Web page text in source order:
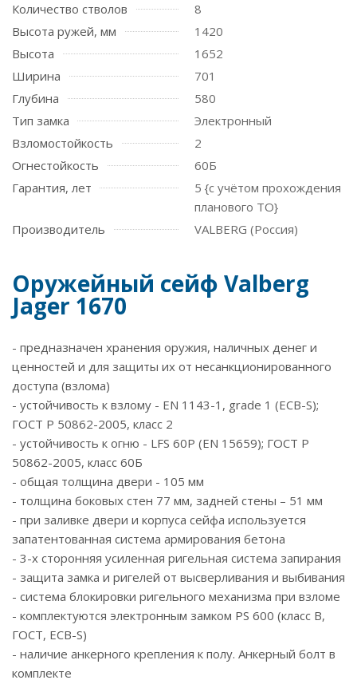
Количество стволов
8
Высота ружей, мм
1420
Высота
1652
Ширина
701
Глубина
580
Тип замка
Электронный
Взломостойкость
2
Огнестойкость
60Б
Гарантия, лет
5 {с учётом прохождения
планового ТО}
Производитель
VALBERG (Россия)
Оружейный сейф Valberg
Jager 1670
- предназначен хранения оружия, наличных денег и
ценностей и для защиты их от несанкционированного
доступа (взлома)
- устойчивость к взлому - EN 1143-1, grade 1 (ECB-S);
ГОСТ Р 50862-2005, класс 2
- устойчивость к огню - LFS 60P (EN 15659); ГОСТ Р
50862-2005, класс 60Б
- общая толщина двери - 105 мм
- толщина боковых стен 77 мм, задней стены – 51 мм
- при заливке двери и корпуса сейфа используется
запатентованная система армирования бетона
- 3-х сторонняя усиленная ригельная система запирания
- защита замка и ригелей от высверливания и выбивания
- система блокировки ригельного механизма при взломе
- комплектуются электронным замком PS 600 (класс В,
ГОСТ, ECB-S)
- наличие анкерного крепления к полу. Анкерный болт в
комплекте